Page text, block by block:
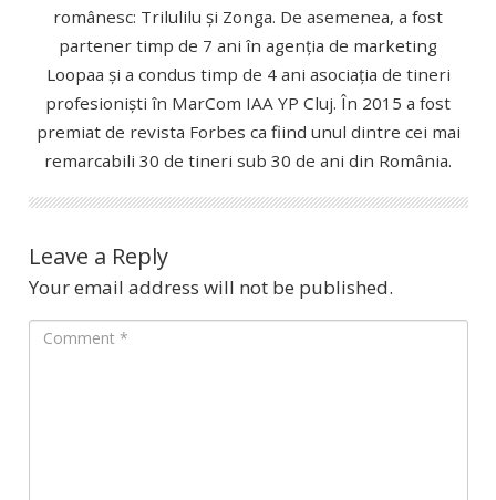
românesc: Trilulilu și Zonga. De asemenea, a fost
partener timp de 7 ani în agenția de marketing
Loopaa și a condus timp de 4 ani asociația de tineri
profesioniști în MarCom IAA YP Cluj. În 2015 a fost
premiat de revista Forbes ca fiind unul dintre cei mai
remarcabili 30 de tineri sub 30 de ani din România.
Leave a Reply
Your email address will not be published.